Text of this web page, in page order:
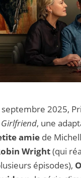
2025,
Girlfriend, une
amie de
Wright(qui
épisodes),